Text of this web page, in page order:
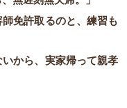
師免許取るのと、練習も
いから、実家帰って親孝